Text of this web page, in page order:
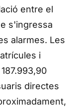
entre el
s'ingressa
alarmes. Les
i
directes